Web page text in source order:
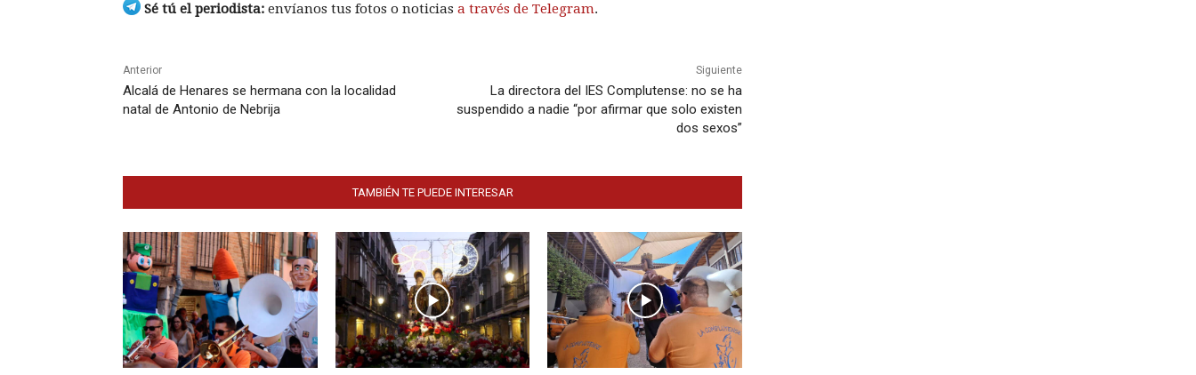
Sé tú el periodista: envíanos tus fotos o noticias a través de Telegram.
Anterior
Alcalá de Henares se hermana con la localidad
natal de Antonio de Nebrija
Siguiente
La directora del IES Complutense: no se ha
suspendido a nadie “por afirmar que solo existen
dos sexos”
TAMBIÉN TE PUEDE INTERESAR